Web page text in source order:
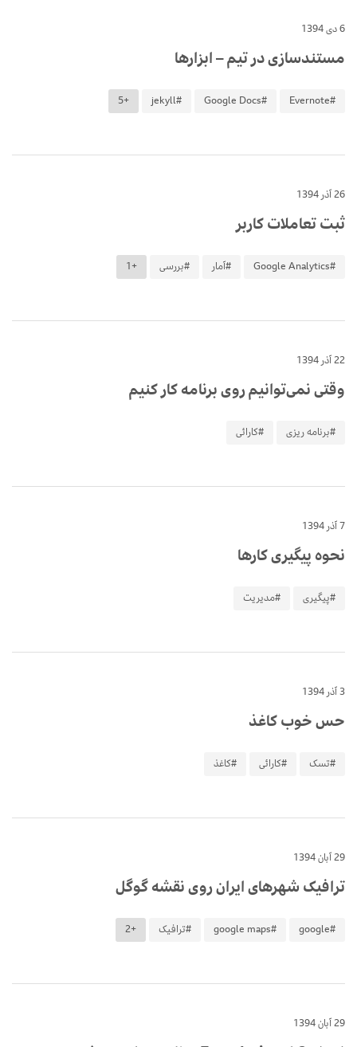
6 دی 1394
مستندسازی در تیم – ابزارها
#Evernote
#Google Docs
#jekyll
+5
26 آذر 1394
ثبت تعاملات کاربر
#Google Analytics #آمار #بررسی +1
22 آذر 1394
وقتی نمی‌توانیم روی برنامه کار کنیم
#برنامه ریزی #کارائی
7 آذر 1394
نحوه پیگیری کارها
#پیگیری #مدیریت
3 آذر 1394
حس خوب کاغذ
#تسک #کارائی #کاغذ
29 آبان 1394
ترافیک شهرهای ایران روی نقشه گوگل
#google
#google maps #ترافیک +2
29 آبان 1394